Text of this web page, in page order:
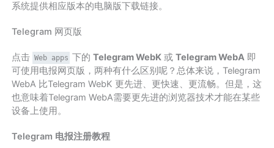
系统提供相应版本的电脑版下载链接。
Telegram 网页版
点击 Web apps 下的Telegram WebK 或Telegram WebA 即
可使用电报网页版，两种有什么区别呢？总体来说，Telegram
WebA 比Telegram WebK 更先进、更快速、更流畅。但是，这
也意味着Telegram WebA需要更先进的浏览器技术才能在某些
设备上使用。
Telegram 电报注册教程